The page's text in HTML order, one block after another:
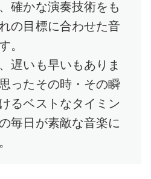
確かな演奏技術をも
の目標に合わせた音
。
遅いも早いもありま
ったその時・その瞬
るベストなタイミン
毎日が素敵な音楽に